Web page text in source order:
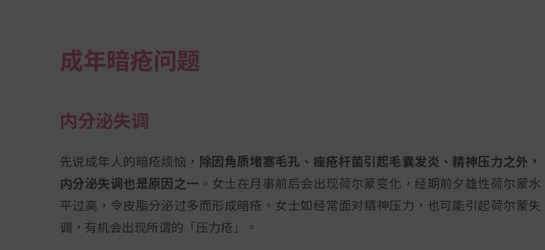
成年暗疮问题
内分泌失调
先说成年人的暗疮烦恼， 除因角质堵塞毛孔、痤疮杆菌引起毛囊发炎、精神压力之外，
内分泌失调也是原因之一 。女士在月事前后会出现荷尔蒙变化，经期前夕雄性荷尔蒙水
平过高，令皮脂分泌过多而形成暗疮。女士如经常面对精神压力，也可能引起荷尔蒙失
调，有机会出现所谓的「压力疮」。